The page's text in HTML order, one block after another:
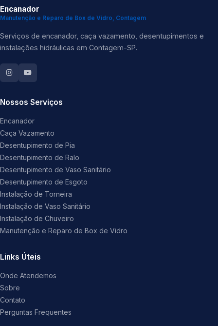
Encanador
Manutenção e Reparo de Box de Vidro, Contagem
Serviços de encanador, caça vazamento, desentupimentos e
instalações hidráulicas em Contagem-SP.
Nossos Serviços
Encanador
Caça Vazamento
Desentupimento de Pia
Desentupimento de Ralo
Desentupimento de Vaso Sanitário
Desentupimento de Esgoto
Instalação de Torneira
Instalação de Vaso Sanitário
Instalação de Chuveiro
Manutenção e Reparo de Box de Vidro
Links Úteis
Onde Atendemos
Sobre
Contato
Perguntas Frequentes